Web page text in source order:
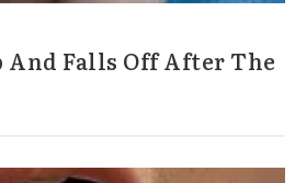
And Falls Off After The